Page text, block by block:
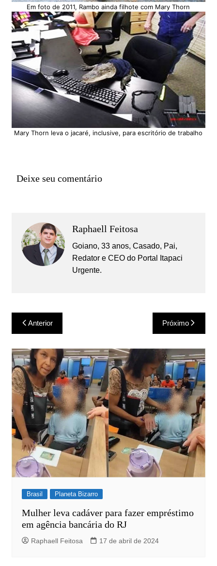
Em foto de 2011, Rambo ainda filhote com Mary Thorn
Mary Thorn leva o jacaré, inclusive, para escritório de trabalho
Deixe seu comentário
Raphaell Feitosa
Goiano, 33 anos, Casado, Pai,
Redator e CEO do Portal Itapaci
Urgente.
Navegação
de
Post
Anterior Próximo
Brasil Planeta Bizarro
Mulher leva cadáver para fazer empréstimo
em agência bancária do RJ
Raphaell Feitosa 17 de abril de 2024